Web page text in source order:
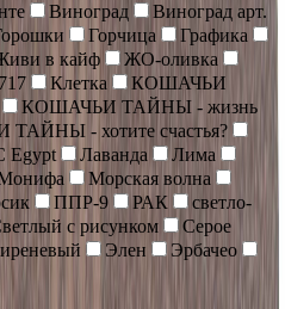
Виноград
Виноград арт.
Горчица
Графика
в кайф
ЖО-оливка
Клетка
КОШАЧЬИ
КОШАЧЬИ ТАЙНЫ - жизнь
- хотите счастья?
Egypt
Лаванда
Лима
Морская волна
ППР-9 РАК
светло-
с рисунком
Серое
Элен
Эрбачео